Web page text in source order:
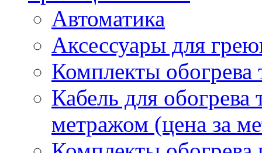
Автоматика
Аксессуары для
Комплекты обогрева
Кабель для обогрева
метражом (цена за